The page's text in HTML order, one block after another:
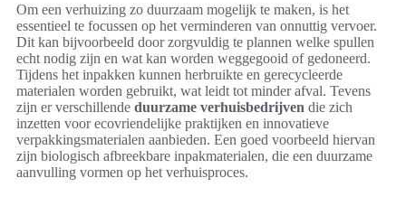
Om een verhuizing zo duurzaam mogelijk te maken, is het
essentieel te focussen op het verminderen van onnuttig vervoer.
Dit kan bijvoorbeeld door zorgvuldig te plannen welke spullen
echt nodig zijn en wat kan worden weggegooid of gedoneerd.
Tijdens het inpakken kunnen herbruikte en gerecycleerde
materialen worden gebruikt, wat leidt tot minder afval. Tevens
zijn er verschillende duurzame verhuisbedrijven die zich
inzetten voor ecovriendelijke praktijken en innovatieve
verpakkingsmaterialen aanbieden. Een goed voorbeeld hiervan
zijn biologisch afbreekbare inpakmaterialen, die een duurzame
aanvulling vormen op het verhuisproces.